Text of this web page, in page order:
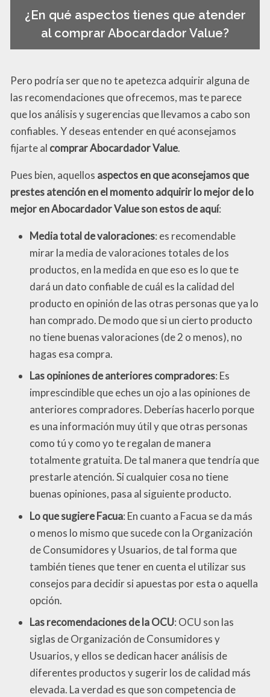
¿En qué aspectos tienes que atender
al comprar Abocardador Value?
Pero podría ser que no te apetezca adquirir alguna de
las recomendaciones que ofrecemos, mas te parece
que los análisis y sugerencias que llevamos a cabo son
confiables. Y deseas entender en qué aconsejamos
fijarte al comprar Abocardador Value.
Pues bien, aquellos aspectos en que aconsejamos que
prestes atención en el momento adquirir lo mejor de lo
mejor en Abocardador Value son estos de aquí:
Media total de valoraciones: es recomendable
mirar la media de valoraciones totales de los
productos, en la medida en que eso es lo que te
dará un dato confiable de cuál es la calidad del
producto en opinión de las otras personas que ya lo
han comprado. De modo que si un cierto producto
no tiene buenas valoraciones (de 2 o menos), no
hagas esa compra.
Las opiniones de anteriores compradores: Es
imprescindible que eches un ojo a las opiniones de
anteriores compradores. Deberías hacerlo porque
es una información muy útil y que otras personas
como tú y como yo te regalan de manera
totalmente gratuita. De tal manera que tendría que
prestarle atención. Si cualquier cosa no tiene
buenas opiniones, pasa al siguiente producto.
Lo que sugiere Facua: En cuanto a Facua se da más
o menos lo mismo que sucede con la Organización
de Consumidores y Usuarios, de tal forma que
también tienes que tener en cuenta el utilizar sus
consejos para decidir si apuestas por esta o aquella
opción.
Las recomendaciones de la OCU: OCU son las
siglas de Organización de Consumidores y
Usuarios, y ellos se dedican hacer análisis de
diferentes productos y sugerir los de calidad más
elevada. La verdad es que son competencia de